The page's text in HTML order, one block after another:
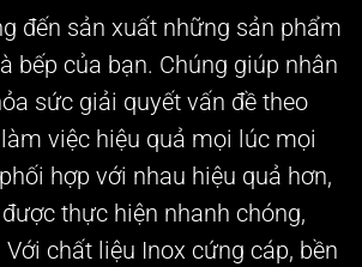
đến sản xuất những sản phẩm
bếp của bạn. Chúng giúp nhân
sức giải quyết vấn đề theo
việc hiệu quả mọi lúc mọi
hợp với nhau hiệu quả hơn,
thực hiện nhanh chóng,
chất liệu Inox cứng cáp, bền